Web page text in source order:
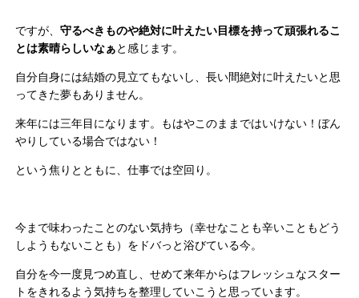
ですが、守るべきものや絶対に叶えたい目標を持って頑張れるこ
とは素晴らしいなぁと感じます。
自分自身には結婚の見立てもないし、長い間絶対に叶えたいと思
ってきた夢もありません。
来年には三年目になります。もはやこのままではいけない！ぼん
やりしている場合ではない！
という焦りとともに、仕事では空回り。
今まで味わったことのない気持ち（幸せなことも辛いこともどう
しようもないことも）をドバっと浴びている今。
自分を今一度見つめ直し、せめて来年からはフレッシュなスター
トをきれるよう気持ちを整理していこうと思っています。